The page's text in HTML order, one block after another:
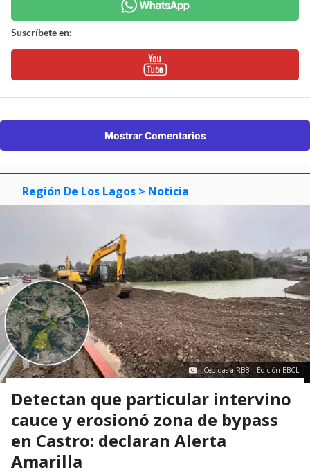
Suscríbete en:
Mostrar Comentarios
Región De Los Lagos > Noticia
Cedidas a RBB | Edición BBCL
Detectan que particular intervino
cauce y erosionó zona de bypass
en Castro: declaran Alerta
Amarilla